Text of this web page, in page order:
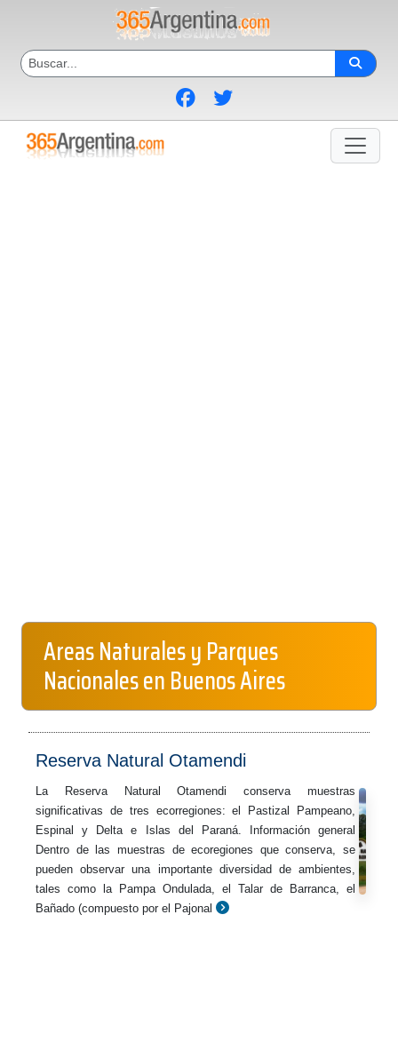
Areas Naturales y Parques
Nacionales en Buenos Aires
Reserva Natural Otamendi
La Reserva Natural Otamendi conserva muestras
significativas de tres ecorregiones: el Pastizal Pampeano,
Espinal y Delta e Islas del Paraná. Información general
Dentro de las muestras de ecoregiones que conserva, se
pueden observar una importante diversidad de ambientes,
tales como la Pampa Ondulada, el Talar de Barranca, el
Bañado (compuesto por el Pajonal